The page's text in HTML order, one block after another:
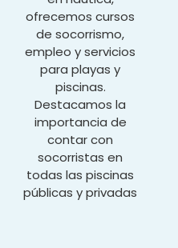
ofrecemos cursos
de socorrismo,
empleo y servicios
para playas y
piscinas.
Destacamos la
importancia de
contar con
socorristas en
todas las piscinas
públicas y privadas